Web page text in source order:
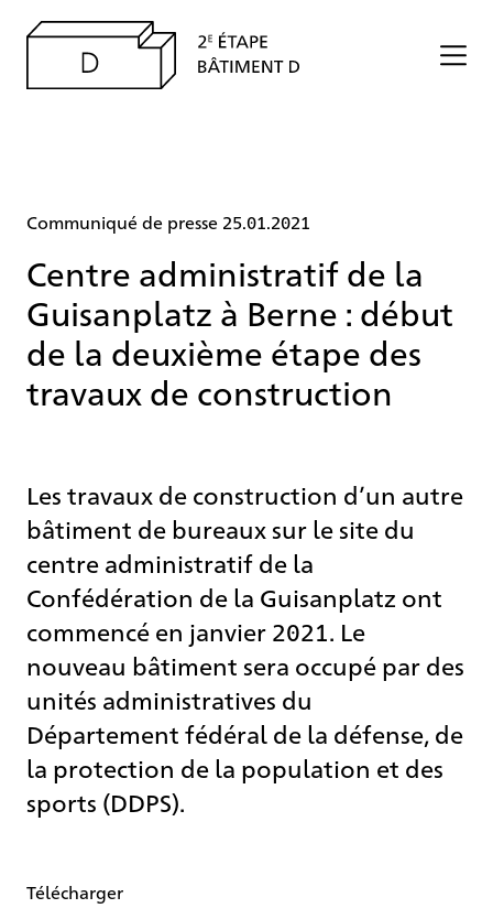
Communiqué de presse 25.01.2021
Centre administratif de la
Guisanplatz à Berne : début
de la deuxième étape des
travaux de construction
Les travaux de construction d’un autre
bâtiment de bureaux sur le site du
centre administratif de la
Confédération de la Guisanplatz ont
commencé en janvier 2021. Le
nouveau bâtiment sera occupé par des
unités administratives du
Département fédéral de la défense, de
la protection de la population et des
sports (DDPS).
Télécharger